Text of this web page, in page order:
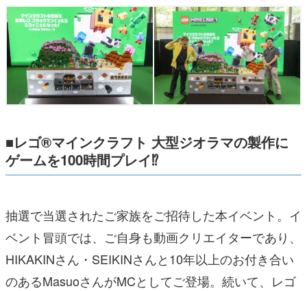
■レゴ®マインクラフト 大型ジオラマの製作に
ゲームを100時間プレイ⁉
抽選で当選されたご家族をご招待した本イベント。イ
ベント冒頭では、ご自身も動画クリエイターであり、
HIKAKINさん・SEIKINさんと10年以上のお付き合い
のあるMasuoさんがMCとしてご登場。続いて、レゴ